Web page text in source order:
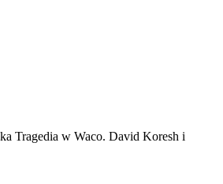
Tragedia w Waco. David Koresh i